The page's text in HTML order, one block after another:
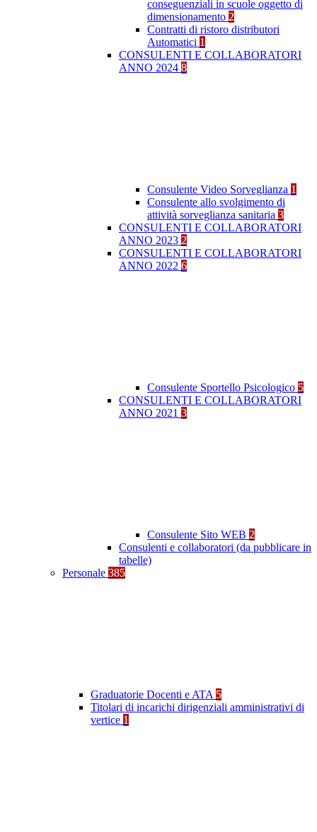
conseguenziali in scuole oggetto di
dimensionamento 2
Contratti di ristoro distributori
Automatici 1
CONSULENTI E COLLABORATORI
ANNO 2024 8
Consulente Video Sorveglianza 1
Consulente allo svolgimento di
attività sorveglianza sanitaria 3
CONSULENTI E COLLABORATORI
ANNO 2023 2
CONSULENTI E COLLABORATORI
ANNO 2022 6
Consulente Sportello Psicologico 5
CONSULENTI E COLLABORATORI
ANNO 2021 3
Consulente Sito WEB 2
Consulenti e collaboratori (da pubblicare in
tabelle)
Personale 385
Graduatorie Docenti e ATA 5
Titolari di incarichi dirigenziali amministrativi di
vertice 1